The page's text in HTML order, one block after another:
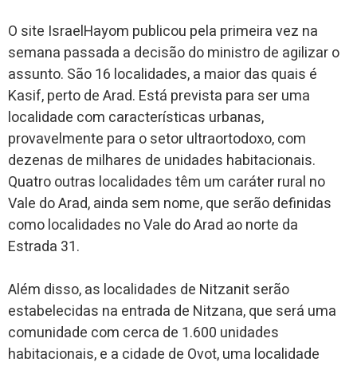
O site IsraelHayom publicou pela primeira vez na
semana passada a decisão do ministro de agilizar o
assunto. São 16 localidades, a maior das quais é
Kasif, perto de Arad. Está prevista para ser uma
localidade com características urbanas,
provavelmente para o setor ultraortodoxo, com
dezenas de milhares de unidades habitacionais.
Quatro outras localidades têm um caráter rural no
Vale do Arad, ainda sem nome, que serão definidas
como localidades no Vale do Arad ao norte da
Estrada 31.
Além disso, as localidades de Nitzanit serão
estabelecidas na entrada de Nitzana, que será uma
comunidade com cerca de 1.600 unidades
habitacionais, e a cidade de Ovot, uma localidade